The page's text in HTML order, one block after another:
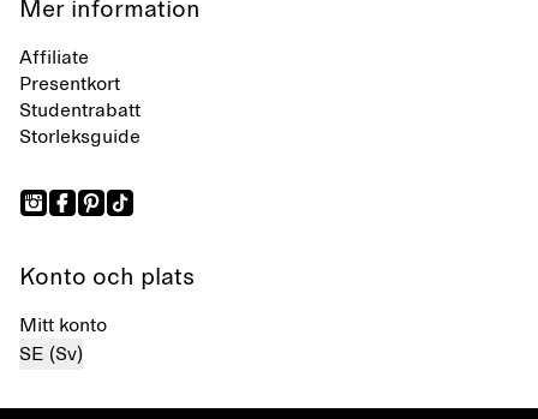
Mer information
Affiliate
Presentkort
Studentrabatt
Storleksguide
Konto och plats
Mitt konto
SE (Sv)